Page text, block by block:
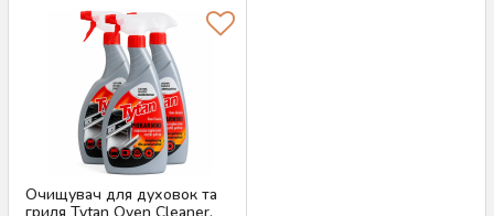
Очищувач для духовок та